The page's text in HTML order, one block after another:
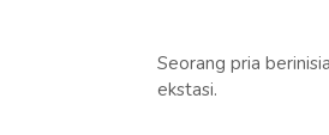
Seorang pria
ekstasi.